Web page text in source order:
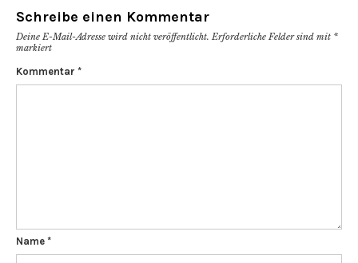
Schreibe einen Kommentar
Deine E-Mail-Adresse wird nicht veröffentlicht. Erforderliche Felder sind mit *
markiert
Kommentar *
Name *